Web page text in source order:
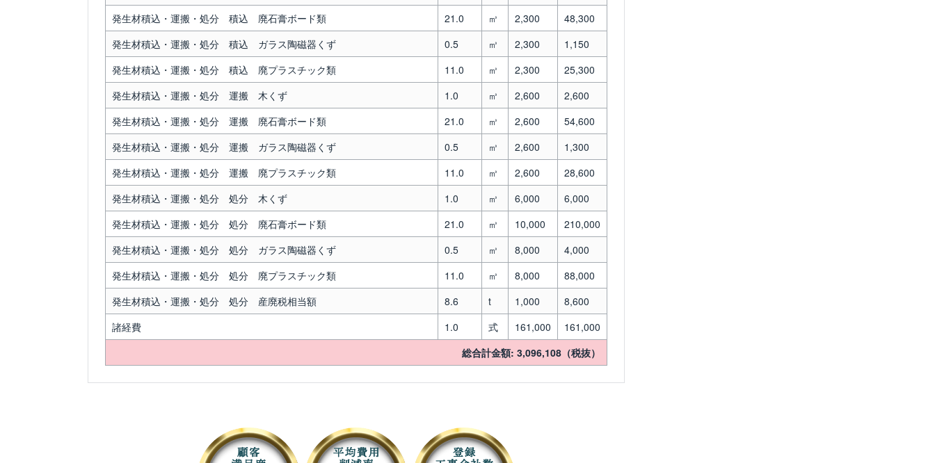
発生材積込・運搬・処分 積込 廃石膏ボード類
21.0 ㎥ 2,300
48,300
発生材積込・運搬・処分 積込 ガラス陶磁器くず
0.5 ㎥ 2,300
1,150
発生材積込・運搬・処分 積込 廃プラスチック類
11.0 ㎥ 2,300
25,300
発生材積込・運搬・処分 運搬 木くず
1.0 ㎥ 2,600
2,600
発生材積込・運搬・処分 運搬 廃石膏ボード類
21.0 ㎥ 2,600
54,600
発生材積込・運搬・処分 運搬 ガラス陶磁器くず
0.5 ㎥ 2,600
1,300
発生材積込・運搬・処分 運搬 廃プラスチック類
11.0 ㎥ 2,600
28,600
発生材積込・運搬・処分 処分 木くず
1.0 ㎥ 6,000
6,000
発生材積込・運搬・処分 処分 廃石膏ボード類
21.0 ㎥ 10,000
210,000
発生材積込・運搬・処分 処分 ガラス陶磁器くず
0.5 ㎥ 8,000
4,000
発生材積込・運搬・処分 処分 廃プラスチック類
11.0 ㎥ 8,000
88,000
発生材積込・運搬・処分 処分 産廃税相当額
8.6 t 1,000
8,600
諸経費
1.0 式 161,000
161,000
総合計金額: 3,096,108（税抜）